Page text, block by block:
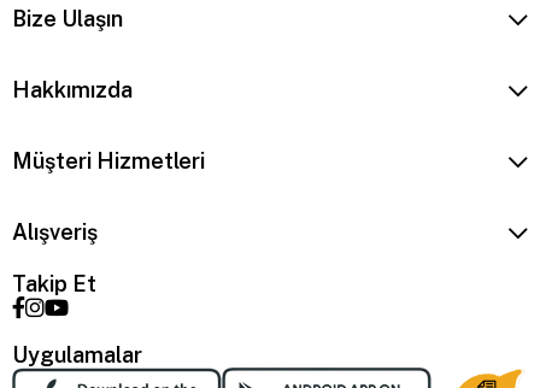
Bize Ulaşın
Hakkımızda
Müşteri Hizmetleri
Alışveriş
Takip Et
Uygulamalar